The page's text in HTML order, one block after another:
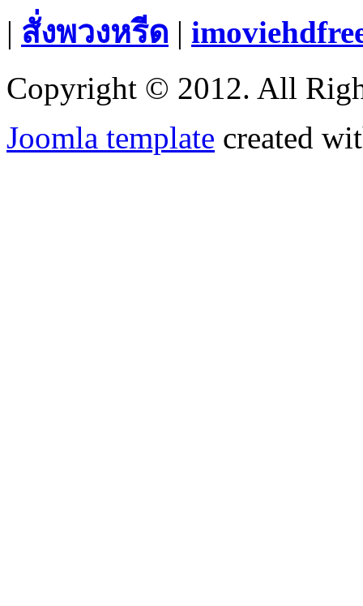
| สั่งพวงหรีด |
Copyright © 2012. All
Joomla template created